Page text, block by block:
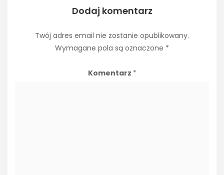
Dodaj komentarz
Twój adres email nie zostanie opublikowany.
Wymagane pola są oznaczone *
Komentarz *